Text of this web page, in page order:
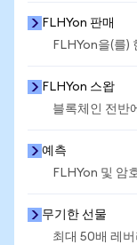
FLHYon 판매
FLHYon을(를)
FLHYon 스왑
블록체인 전반
예측
FLHYon 및 암
무기한 선물
최대 50배 레